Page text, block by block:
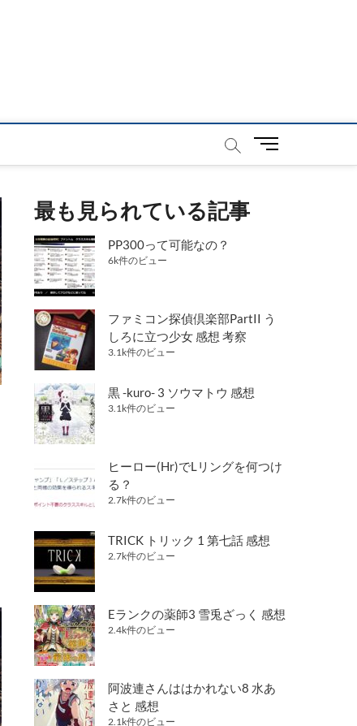
メ
最も見られている記事
PP300って可能なの？
6k件のビュー
ファミコン探偵倶楽部PartII う
しろに立つ少女 感想 考察
3.1k件のビュー
黒 -kuro- 3 ソウマトウ 感想
3.1k件のビュー
ヒーロー(Hr)でLリングを何つけ
る？
2.7k件のビュー
TRICK トリック 1 第七話 感想
2.7k件のビュー
Eランクの薬師3 雪兎ざっく 感想
2.4k件のビュー
阿波連さんははかれない8 水あ
さと 感想
2.1k件のビュー